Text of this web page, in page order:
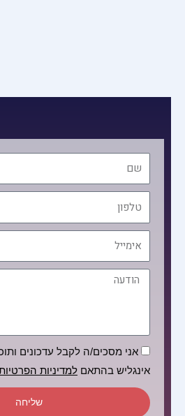
טלפון
הודעה
הסכמה
אני מסכים/ה לקבל עדכונים
אינגליש בהתאם למדיניות
שליחה